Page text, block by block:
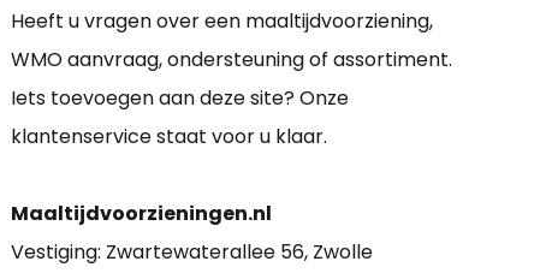
Heeft u vragen over een maaltijdvoorziening,
WMO aanvraag, ondersteuning of assortiment.
Iets toevoegen aan deze site? Onze
klantenservice staat voor u klaar.
Maaltijdvoorzieningen.nl
Vestiging: Zwartewaterallee 56, Zwolle